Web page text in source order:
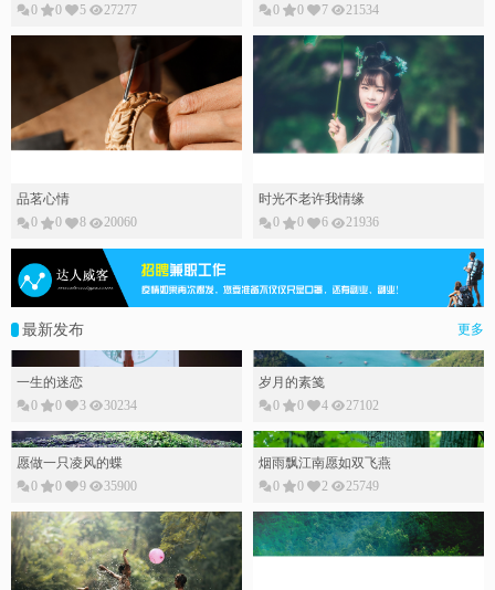
0
0 5 27277
0
0 7 21534
品茗心情
0
0 8 20060
时光不老许我情缘
0
0 6 21936
最新发布 更多
一生的迷恋
0
0 3 30234
岁月的素䇳
0
0 4 27102
愿做一只凌风的蝶
0
0 9 35900
烟雨飘江南愿如双飞燕
0
0 2 25749